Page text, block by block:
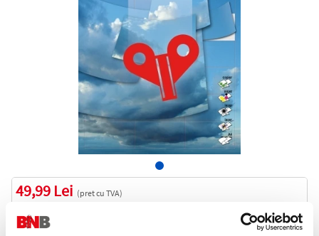
49,99 Lei (pret cu TVA)
50 puncte de fidelitate